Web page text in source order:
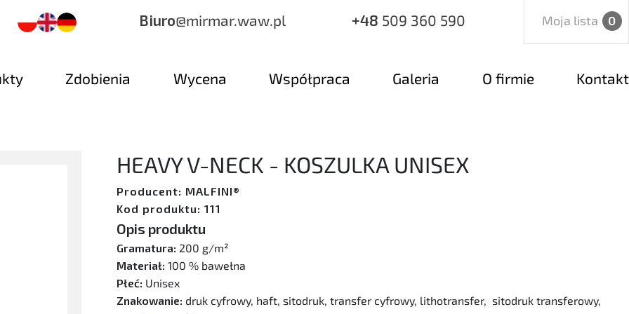
Biuro@mirmar.waw.pl +48 509 360 590 Moja lista 0
Zdobienia Wycena Współpraca Galeria O firmie Kontakt
HEAVY V-NECK - KOSZULKA UNISEX
Producent: MALFINI®
Kod produktu: 111
Opis produktu
Gramatura: 200 g/m²
Materiał:100 % bawełna
Płeć: Unisex
Znakowanie: druk cyfrowy, haft, sitodruk, transfer cyfrowy, lithotransfer, sitodruk transferowy,